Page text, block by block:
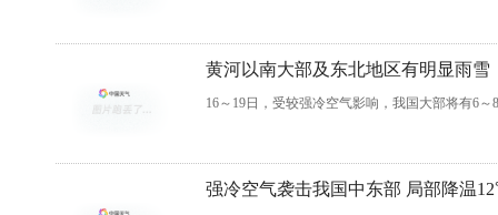
黄河以南大部及东北地区有明显雨雪
16～19日，受较强冷空气影响，我国大部将有6
强冷空气袭击我国中东部 局部降温